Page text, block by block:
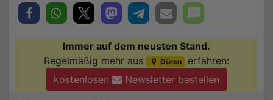
Immer auf dem neusten Stand.
Regelmäßig mehr aus
Düren
erfahren:
kostenlosen
Newsletter bestellen